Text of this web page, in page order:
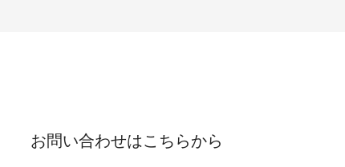
お問い合わせはこちらから